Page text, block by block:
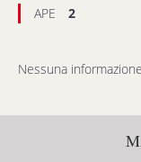
APE 2
Nessuna